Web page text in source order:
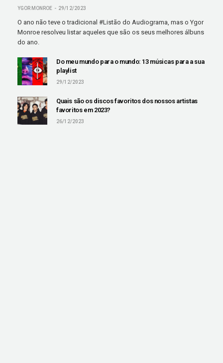
YGOR MONROE 29/12/2023
O ano não teve o tradicional #Listão do Audiograma, mas o Ygor
Monroe resolveu listar aqueles que são os seus melhores álbuns
do ano.
Do meu mundo para o mundo: 13 músicas para a sua
playlist
29/12/2023
Quais são os discos favoritos dos nossos artistas
favoritos em 2023?
26/12/2023